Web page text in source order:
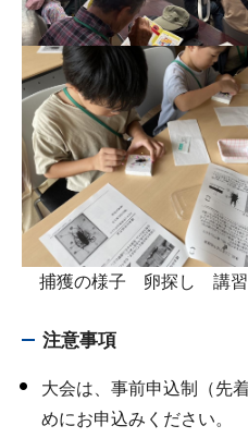
捕獲の様子 卵探し 講習
注意事項
大会は、事前申込制（先
めにお申込みください。